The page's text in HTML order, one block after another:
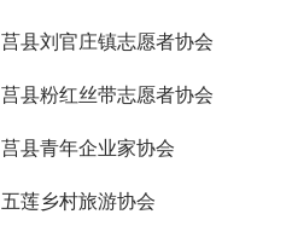
莒县刘官庄镇志愿者协会
莒县粉红丝带志愿者协会
莒县青年企业家协会
五莲乡村旅游协会